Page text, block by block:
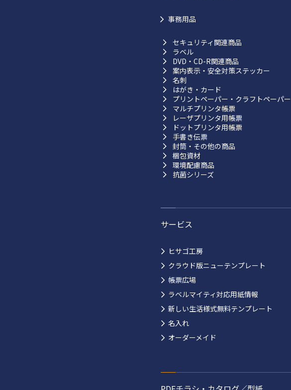
事務用品
セキュリティ関連商品
ラベル
DVD・CD-R関連商品
案内表示・安全対策ステッカー
名刺
はがき・カード
プリントペーパー・クラフトペーパー
マルチプリンタ帳票
レーザプリンタ用帳票
ドットプリンタ用帳票
手書き伝票
封筒・その他の商品
梱包資材
環境配慮商品
抗菌シリーズ
サービス
ヒサゴ工房
クラウド版ニューテンプレート
帳票広場
ラベルマイティ対応用紙情報
新しい生活様式無料テンプレート
名入れ
オーダーメイド